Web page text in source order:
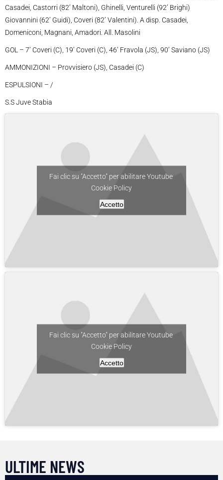
Casadei, Castorri (82’ Maltoni), Ghinelli, Venturelli (92’ Brighi)
Giovannini (62’ Guidi), Coveri (82’ Valentini). A disp. Casadei,
Domeniconi, Magnani, Amadori. All. Masolini
GOL – 7’ Coveri (C), 19’ Coveri (C), 46’ Fravola (JS), 90’ Saviano (JS)
AMMONIZIONI – Provvisiero (JS), Casadei (C)
ESPULSIONI – /
S.S Juve Stabia
Fai clic su "Accetto" per abilitare Youtube
Cookie Policy
Accetto
Fai clic su "Accetto" per abilitare Youtube
Cookie Policy
Accetto
ULTIME NEWS